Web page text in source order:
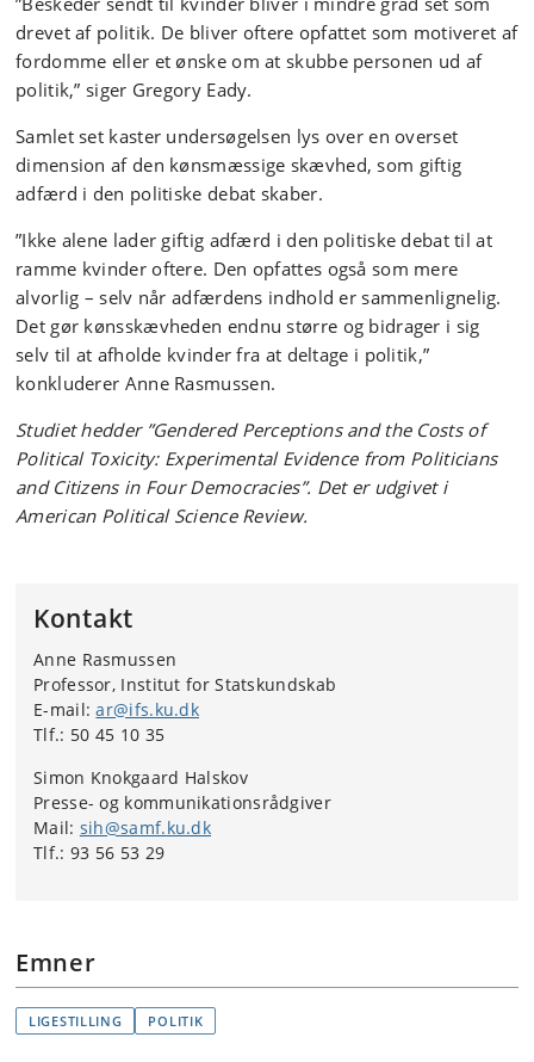
drevet af politik. De bliver oftere opfattet som motiveret af
fordomme eller et ønske om at skubbe personen ud af
politik,” siger Gregory Eady.
Samlet set kaster undersøgelsen lys over en overset
dimension af den kønsmæssige skævhed, som giftig
adfærd i den politiske debat skaber.
”Ikke alene lader giftig adfærd i den politiske debat til at
ramme kvinder oftere. Den opfattes også som mere
alvorlig – selv når adfærdens indhold er sammenlignelig.
Det gør kønsskævheden endnu større og bidrager i sig
selv til at afholde kvinder fra at deltage i politik,”
konkluderer Anne Rasmussen.
Studiet hedder ”Gendered Perceptions and the Costs of
Political Toxicity: Experimental Evidence from Politicians
and Citizens in Four Democracies”. Det er udgivet i
American Political Science Review.
Kontakt
Anne Rasmussen
Professor, Institut for Statskundskab
E-mail:ar@ifs.ku.dk
Tlf.: 50 45 10 35
Simon Knokgaard Halskov
Presse- og kommunikationsrådgiver
Mail: sih@samf.ku.dk
Tlf.: 93 56 53 29
Emner
LIGESTILLING POLITIK